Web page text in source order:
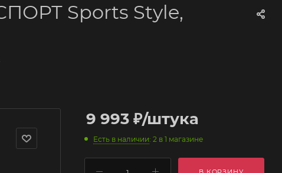
Sports Style,
9 993 ₽/штука
Есть в наличии: 2 в 1 магазине